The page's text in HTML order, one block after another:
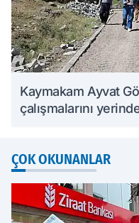
Kaymakam Ayvat
çalışmalarını
ÇOK OKUNANLAR